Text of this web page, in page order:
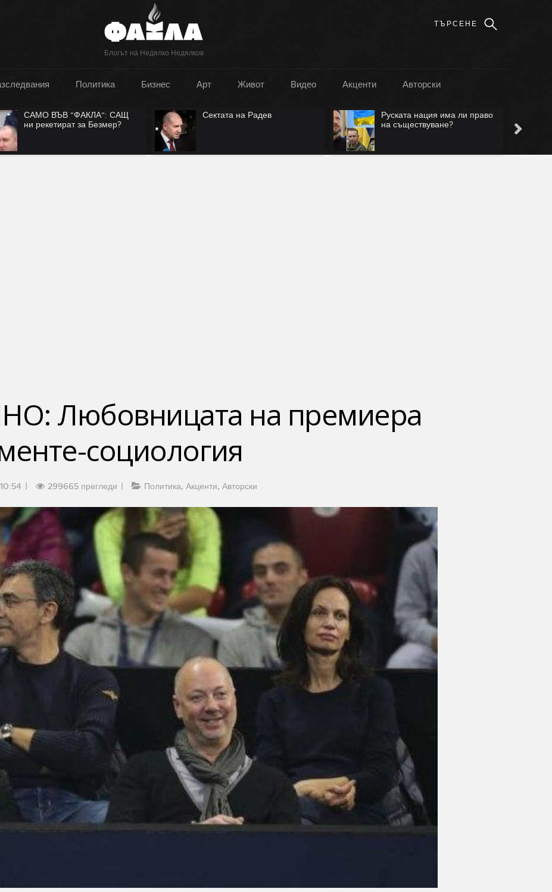
Блогът на Недялко Недялков
Политика Бизнес Арт Живот Видео Акценти Авторски
САМО ВЪВ "ФАКЛА": САЩ
ни рекетират за Безмер?
Сектата на Радев
Руската нация има ли право
на съществуване?
Любовницата на премиера
социология
299665 прегледи Политика Акценти Авторски